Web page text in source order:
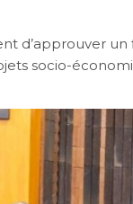
d’approuver
socio-